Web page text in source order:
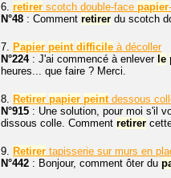
6. retirer scotch double-face papier-
N°48 : Comment retirer du scotch
7. Papier peint difficile à décoller
N°224: J'ai commencé à enlever le
heures... que faire ? Merci.
8. Retirer papier peintdessous
N°915 : Une solution, pour moi s'il
dissous colle. Comment retirer
9. Retirer tapisserie sur murs en
N°442 : Bonjour, comment ôter du